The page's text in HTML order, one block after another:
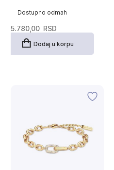
Dostupno odmah
5.780,00 RSD
Dodaj u korpu